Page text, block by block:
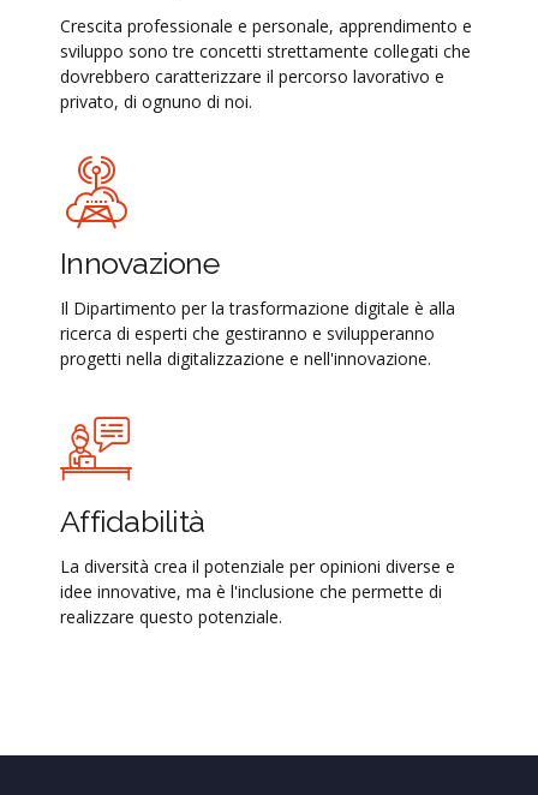
Crescita professionale e personale, apprendimento e
sviluppo sono tre concetti strettamente collegati che
dovrebbero caratterizzare il percorso lavorativo e
privato, di ognuno di noi.
Innovazione
Il Dipartimento per la trasformazione digitale è alla
ricerca di esperti che gestiranno e svilupperanno
progetti nella digitalizzazione e nell'innovazione.
Affidabilità
La diversità crea il potenziale per opinioni diverse e
idee innovative, ma è l'inclusione che permette di
realizzare questo potenziale.